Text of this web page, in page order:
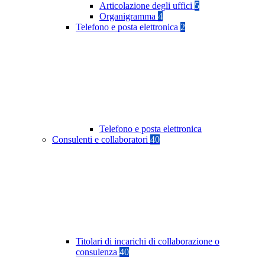
Articolazione degli uffici 5
Organigramma 4
Telefono e posta elettronica 2
Telefono e posta elettronica
Consulenti e collaboratori 40
Titolari di incarichi di collaborazione o
consulenza 40